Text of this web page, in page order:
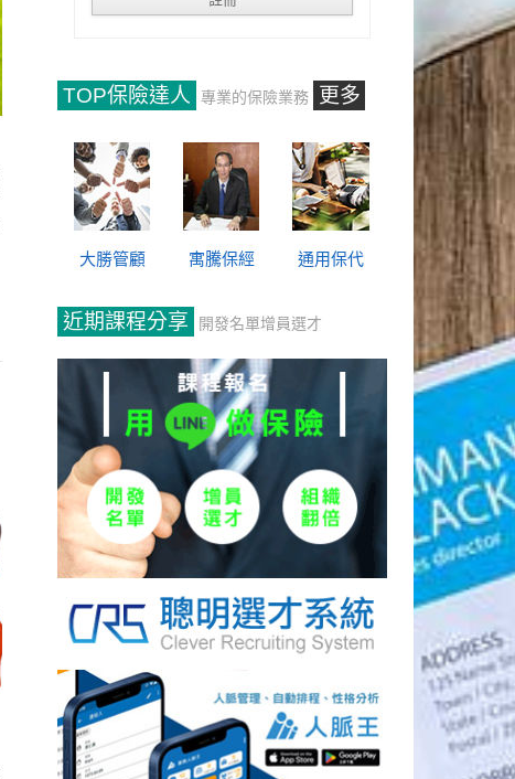
TOP保險達人 專業的保險業務 更多
大勝管顧 寓騰保經 通用保代
近期課程分享 開發名單增員選才